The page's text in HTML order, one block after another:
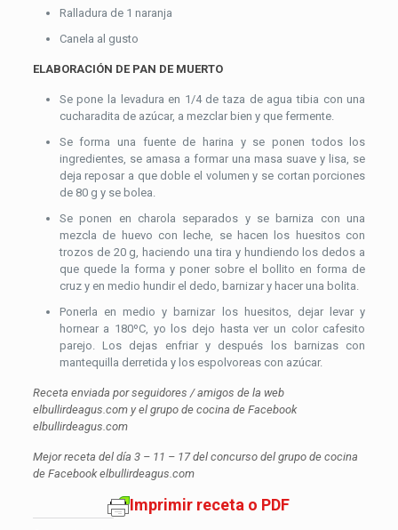
Ralladura de 1 naranja
Canela al gusto
ELABORACIÓN DE PAN DE MUERTO
Se pone la levadura en 1/4 de taza de agua tibia con una
cucharadita de azúcar, a mezclar bien y que fermente.
Se forma una fuente de harina y se ponen todos los
ingredientes, se amasa a formar una masa suave y lisa, se
deja reposar a que doble el volumen y se cortan porciones
de 80 g y se bolea.
Se ponen en charola separados y se barniza con una
mezcla de huevo con leche, se hacen los huesitos con
trozos de 20 g, haciendo una tira y hundiendo los dedos a
que quede la forma y poner sobre el bollito en forma de
cruz y en medio hundir el dedo, barnizar y hacer una bolita.
Ponerla en medio y barnizar los huesitos, dejar levar y
hornear a 180ºC, yo los dejo hasta ver un color cafesito
parejo. Los dejas enfriar y después los barnizas con
mantequilla derretida y los espolvoreas con azúcar.
Receta enviada por seguidores / amigos de la web
elbullirdeagus.com y el grupo de cocina de Facebook
elbullirdeagus.com
Mejor receta del día 3 – 11 – 17 del concurso del grupo de cocina
de Facebook elbullirdeagus.com
Imprimir receta o PDF